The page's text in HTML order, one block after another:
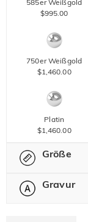
585er Weißgold
$995.00
750er Weißgold
$1,460.00
Platin
$1,460.00
Größe
Bitte wählen
Gravur